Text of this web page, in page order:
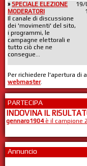
» SPECIALE ELEZIONE
MODERATORI
Il canale di discussione
dei 'movimenti' del sito,
i programmi, le
campagne elettorali e
tutto ciò che ne
consegue...
19/
Per richiedere l'apertura di
webmaster.
PARTECIPA
INDOVINA IL
gennaro1904è il campione
Annuncio